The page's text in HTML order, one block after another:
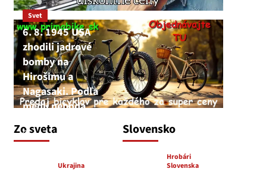
Zo sveta
Svet
6. 8. 1945 USA
zhodili jadrové
bomby na
Hirošimu a
Nagasaki. Podľa
médií nehoda
6. augusta 2026
Ukrajina
Slovensko
Hrobári
Slovenska